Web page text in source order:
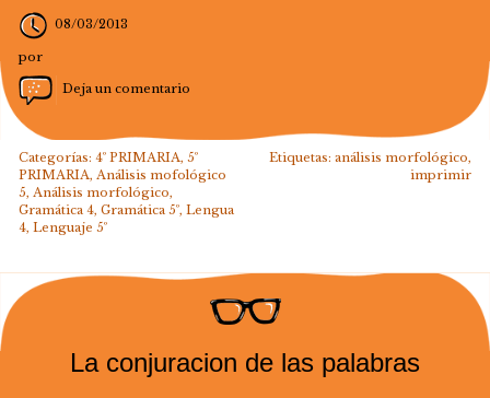
08/03/2013
por
Deja un comentario
Categorías: 4º PRIMARIA, 5º
PRIMARIA, Análisis mofológico
5, Análisis morfológico,
Gramática 4, Gramática 5º, Lengua
4, Lenguaje 5º
Etiquetas:análisis morfológico,
imprimir
La conjuracion de las palabras